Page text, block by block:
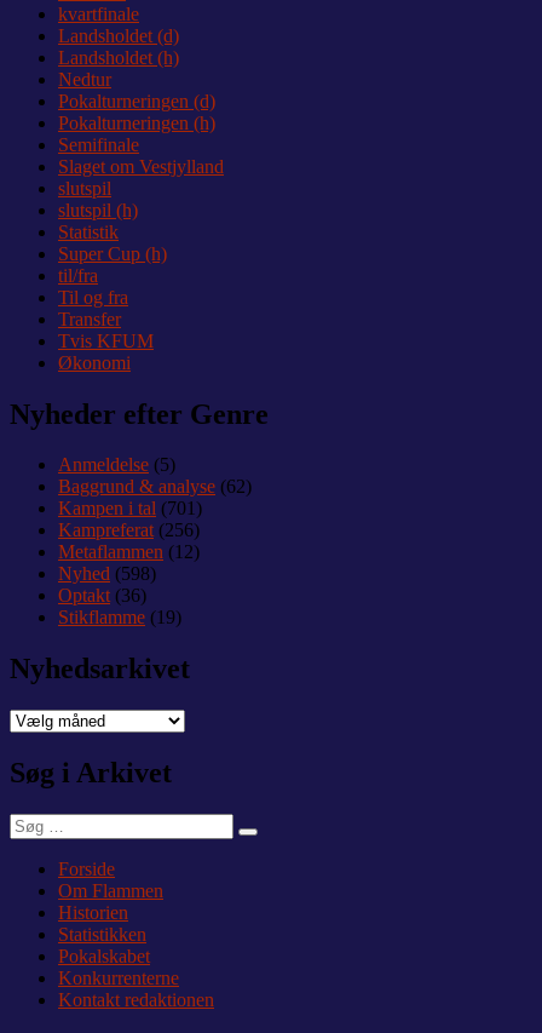
kvartfinale
Landsholdet (d)
Landsholdet (h)
Nedtur
Pokalturneringen (d)
Pokalturneringen (h)
Semifinale
Slaget om Vestjylland
slutspil
slutspil (h)
Statistik
Super Cup (h)
til/fra
Til og fra
Transfer
Tvis KFUM
Økonomi
Nyheder efter Genre
Anmeldelse (5)
Baggrund & analyse (62)
Kampen i tal (701)
Kampreferat(256)
Metaflammen (12)
Nyhed (598)
Optakt(36)
Stikflamme (19)
Nyhedsarkivet
Nyhedsarkivet
Søg i Arkivet
Søg
efter:
Søg
Forside
Om Flammen
Historien
Statistikken
Pokalskabet
Konkurrenterne
Kontakt redaktionen